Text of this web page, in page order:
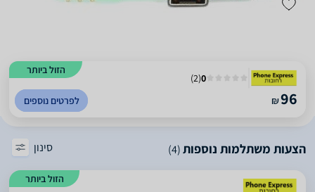
הזול ביותר
0
(
2
)
₪96 לפרטים נוספים
הצעות משתלמות נוספות(4) סינון
הזול ביותר